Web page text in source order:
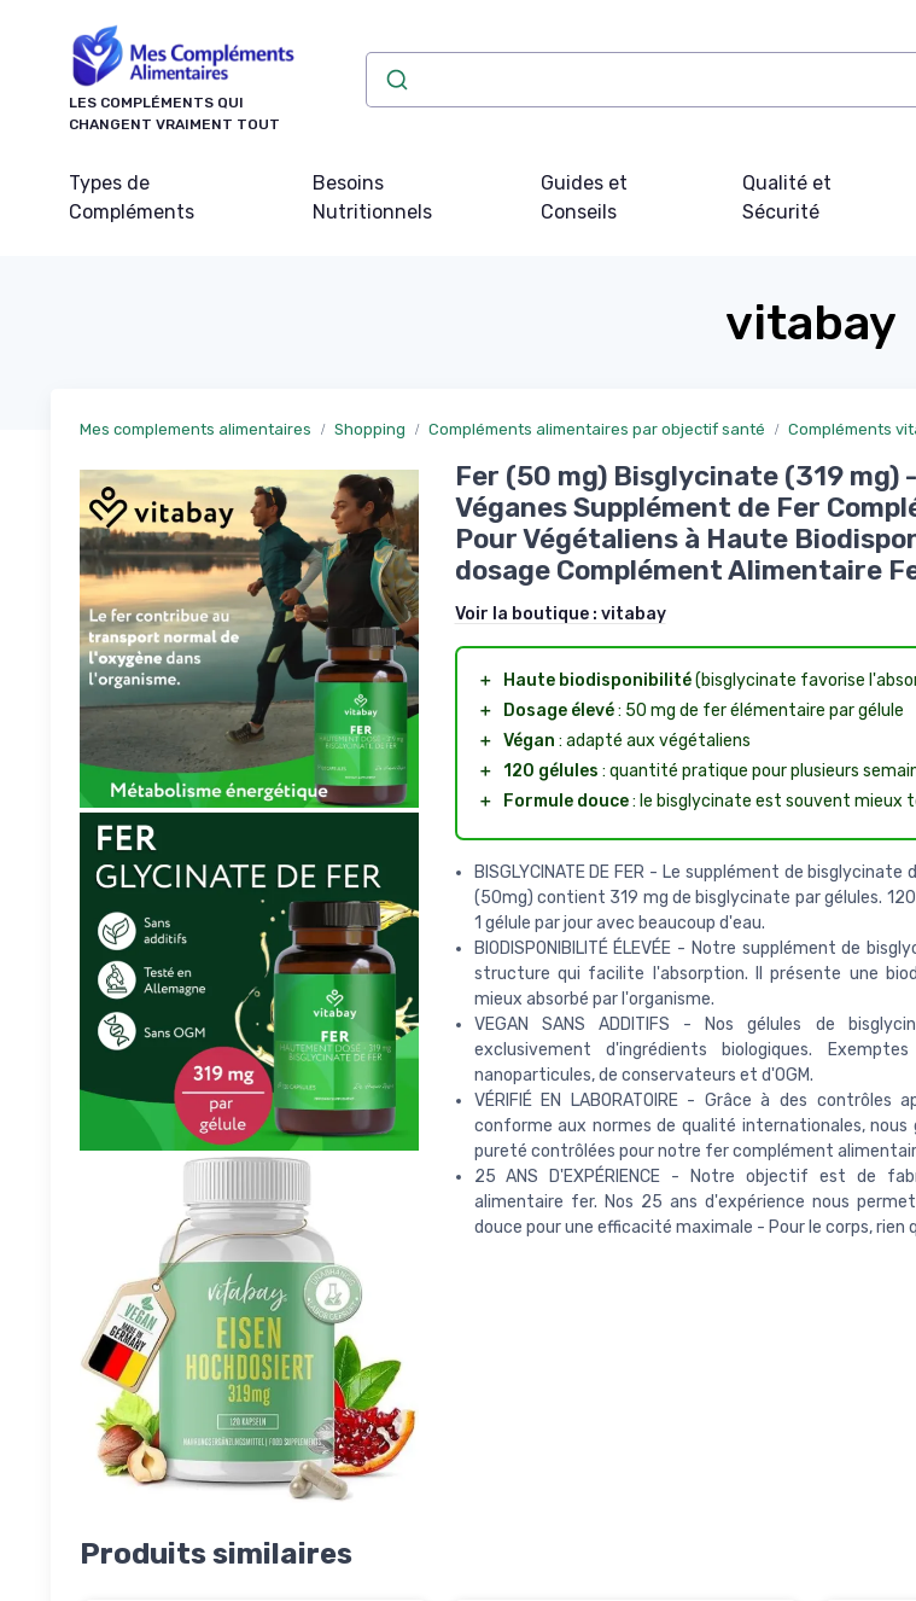
LES COMPLÉMENTS QUI
CHANGENT VRAIMENT TOUT
Types de
Compléments
Besoins
Nutritionnels
Guides et
Conseils
Qualité et
Sécurité
vitabay
Mes complements alimentaires Shopping Compléments alimentaires par objectif santé Compléments
Fer (50 mg) Bisglycinate (319 mg)
Véganes Supplément de Fer
Pour Végétaliens à Haute
dosage Complément Alimentaire
Voir la boutique : vitabay
＋ Haute biodisponibilité(bisglycinate favorise
＋
Dosage élevé: 50 mg de fer élémentaire par gélule
＋ Végan : adapté aux végétaliens
＋ 120 gélules : quantité pratique pour plusieurs
＋
Formule douce: le bisglycinate est souvent mieux
BISGLYCINATE DE FER - Le supplément de
(50mg) contient 319 mg de bisglycinate par gélules.
1 gélule par jour avec beaucoup d'eau.
BIODISPONIBILITÉ ÉLEVÉE - Notre supplément de
structure qui facilite l'absorption. Il présente une
mieux absorbé par l'organisme.
VEGAN SANS ADDITIFS - Nos gélules de
exclusivement d'ingrédients biologiques.
nanoparticules, de conservateurs et d'OGM.
VÉRIFIÉ EN LABORATOIRE - Grâce à des
conforme aux normes de qualité internationales,
pureté contrôlées pour notre fer complément
25 ANS D'EXPÉRIENCE - Notre objectif est de
alimentaire fer. Nos 25 ans d'expérience nous
douce pour une efficacité maximale - Pour le corps, rien
Produits similaires